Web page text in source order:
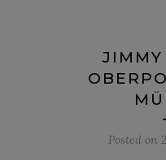
JIMMY
Posted on